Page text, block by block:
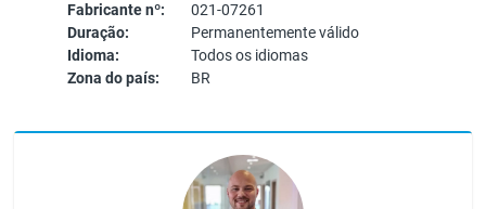
Fabricante nº:
021-07261
Duração:
Permanentemente válido
Idioma:
Todos os idiomas
Zona do país:
BR